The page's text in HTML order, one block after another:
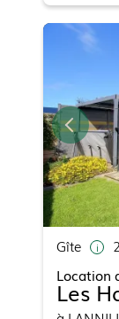
Gîte
Location
Les